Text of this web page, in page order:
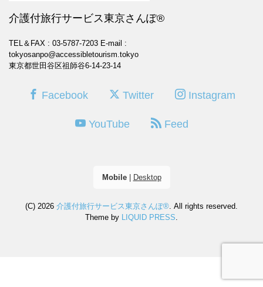
介護付旅行サービス東京さんぽ®
TEL＆FAX : 03-5787-7203 E-mail :
tokyosanpo@accessibletourism.tokyo
東京都世田谷区祖師谷6-14-23-14
Facebook Twitter Instagram
YouTube Feed
Mobile| Desktop
(C) 2026 介護付旅行サービス東京さんぽ®. All rights reserved.
Theme by LIQUID PRESS.